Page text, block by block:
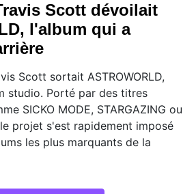
Scott dévoilait
l'album qui a
Scott sortait ASTROWORLD,
studio. Porté par des titres
SICKO MODE, STARGAZING ou
le projet s'est rapidement imposé
les plus marquants de la